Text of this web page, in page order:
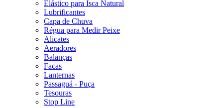
Elástico para Isca Natural
Lubrificantes
Capa de Chuva
Régua para Medir Peixe
Alicates
Aeradores
Balanças
Facas
Lanternas
Passaguá - Puça
Tesouras
Stop Line